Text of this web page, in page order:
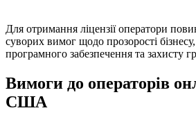
Для отримання ліцензії оператори
суворих вимог щодо прозорості бізнесу,
програмного забезпечення та захисту
Вимоги до операторів
США